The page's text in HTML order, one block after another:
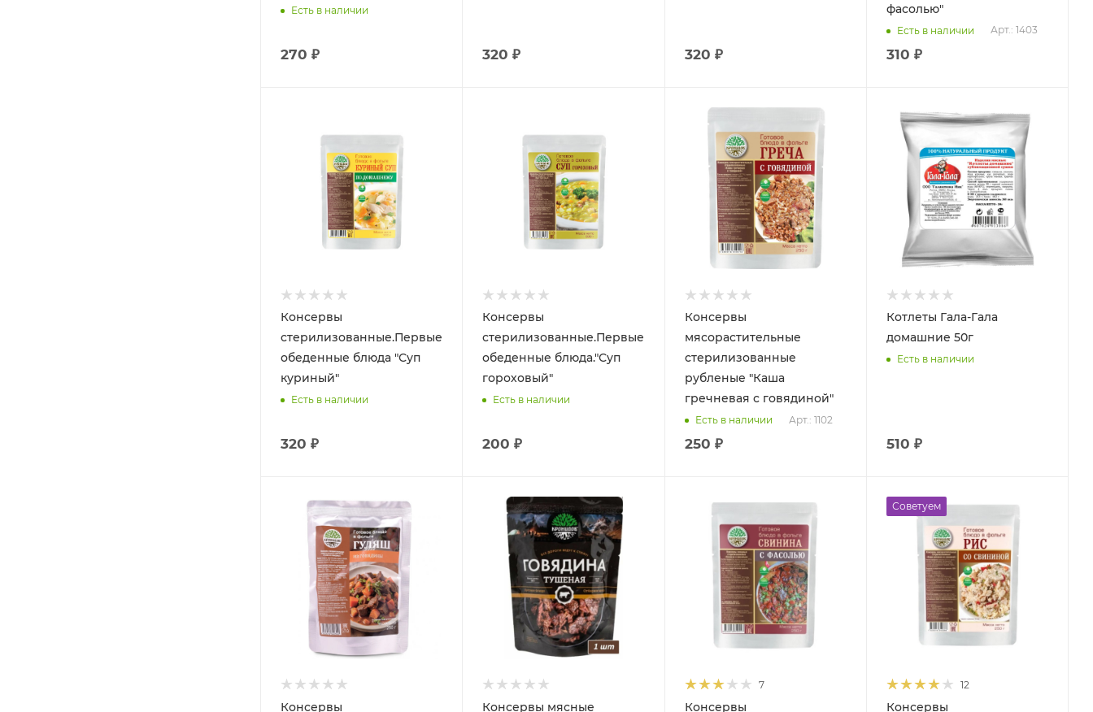
Есть в наличии
270 ₽ 320 ₽ 320 ₽
фасолью"
Есть в наличии Арт.: 1403
310 ₽
Консервы
стерилизованные.Первые
обеденные блюда "Суп
куриный"
Есть в наличии
320 ₽
Консервы
стерилизованные.Первые
обеденные блюда."Суп
гороховый"
Есть в наличии
200 ₽
Консервы
мясорастительные
стерилизованные
рубленые "Каша
гречневая с говядиной"
Есть в наличии Арт.: 1102
250 ₽
Котлеты Гала-Гала
домашние 50г
Есть в наличии
510 ₽
Консервы Консервы мясные
7
Консервы
Советуем
12
Консервы